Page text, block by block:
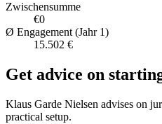
Zwischensumme
€0
Ø Engagement (Jahr 1)
15.502 €
Get advice on
Klaus Garde Nielsen advises on
practical setup.